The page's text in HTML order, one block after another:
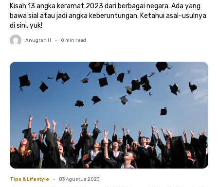
Kisah 13 angka keramat 2023 dari berbagai negara. Ada yang
bawa sial atau jadi angka keberuntungan. Ketahui asal-usulnya
di sini, yuk!
Anugrah H • 8 min read
Tips & Lifestyle • 03 Agustus 2023